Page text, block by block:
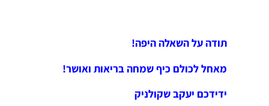
תודה על השאלה היפה!
מאחל לכולם כיף שמחה בריאות ואושר!
ידידכם יעקב שקולניק